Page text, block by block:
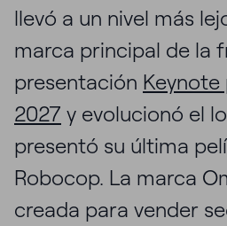
llevó a un nivel más
marca principal de la
presentación Keynote
2027 y evolucionó el
presentó su última
Robocop. La marca
creada para vender